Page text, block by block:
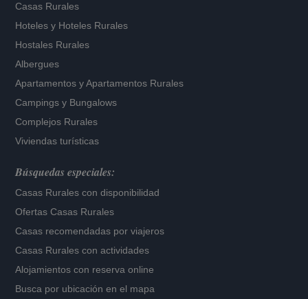
Casas Rurales
Hoteles y Hoteles Rurales
Hostales Rurales
Albergues
Apartamentos yApartamentos Rurales
Campings y Bungalows
Complejos Rurales
Viviendas turísticas
Búsquedas especiales:
Casas Rurales con disponibilidad
Ofertas Casas Rurales
Casas recomendadas por viajeros
Casas Rurales con actividades
Alojamientos con reserva online
Busca por ubicación en el mapa